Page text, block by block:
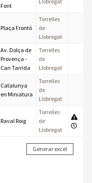
Font
Plaça Frontó
Torrelles
de
Llobregat
Av. Dolça de
Provença -
Can Tarrida
Torrelles
de
Llobregat
Catalunya
en Miniatura
Torrelles
de
Llobregat
Raval Roig
Torrelles
de
Llobregat